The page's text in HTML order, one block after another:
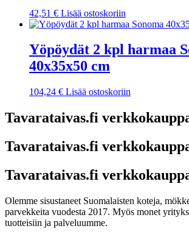
42,51 € Lisää ostoskoriin
Yöpöydät 2 kpl harmaa
40x35x50 cm
104,24 € Lisää ostoskoriin
Tavarataivas.fi
Tavarataivas.fi
Tavarataivas.fi
Olemme sisustaneet Suomalaisten koteja,
parvekkeita vuodesta 2017. Myös monet
tuotteisiin ja palveluumme.